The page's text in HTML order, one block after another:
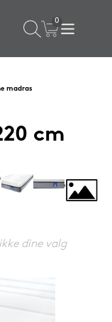
madras
cm
dine valg